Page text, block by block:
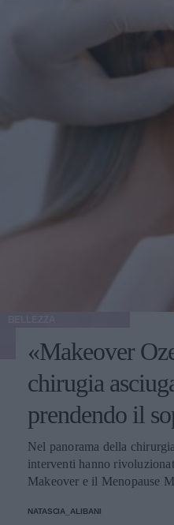
«Makeover
chirugia
prendendo il
Nel panorama della
interventi hanno
Makeover e il Menopause
donne a recuperare la forma
NATASCIA_ALIBANI